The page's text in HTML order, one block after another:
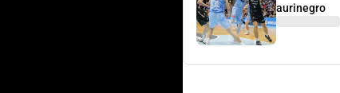
aurinegro